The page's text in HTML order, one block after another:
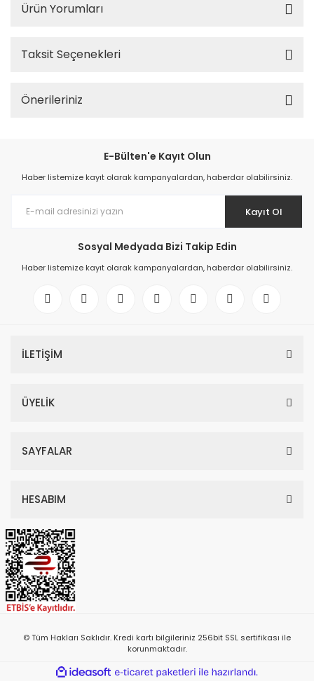
Ürün Yorumları
Taksit Seçenekleri
Önerileriniz
E-Bülten'e Kayıt Olun
Haber listemize kayıt olarak kampanyalardan, haberdar olabilirsiniz.
Kayıt Ol
Sosyal Medyada Bizi Takip Edin
Haber listemize kayıt olarak kampanyalardan, haberdar olabilirsiniz.
İLETİŞİM
ÜYELİK
SAYFALAR
HESABIM
© Tüm Hakları Saklıdır. Kredi kartı bilgileriniz 256bit SSL sertifikası ile
korunmaktadır.
ideasoft
e-